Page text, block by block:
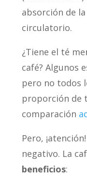
absorción de
circulatorio.
¿Tiene el té
café? Algunos
pero no todos
proporción de
comparación
Pero,
negativo. La
beneficios: